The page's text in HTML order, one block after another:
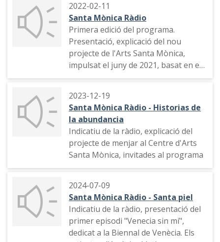
2022-02-11
Santa Mònica Ràdio
Primera edició del programa.
Presentació, explicació del nou
projecte de l'Arts Santa Mònica,
impulsat el juny de 2021, basat en els
gemis artístics. Els reptes de la
musical, les frustracions dels artistes
que treballen al Santa Mònica
2023-12-19
Santa Mònica Ràdio - Historias de
la abundancia
Indicatiu de la ràdio, explicació del
projecte de menjar al Centre d'Arts
Santa Mònica, invitades al programa
2024-07-09
Santa Mònica Ràdio - Santa piel
Indicatiu de la ràdio, presentació del
primer episodi "Venecia sin mí",
dedicat a la Biennal de Venècia. Els